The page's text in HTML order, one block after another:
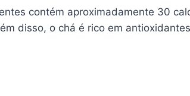
contém aproximadamente 30
disso, o chá é rico em